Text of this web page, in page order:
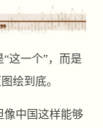
这一个”，而是
绘到底。
像中国这样能够